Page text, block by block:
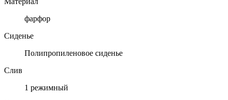
фарфор
Сиденье
Полипропиленовое сиденье
Слив
1 режимный